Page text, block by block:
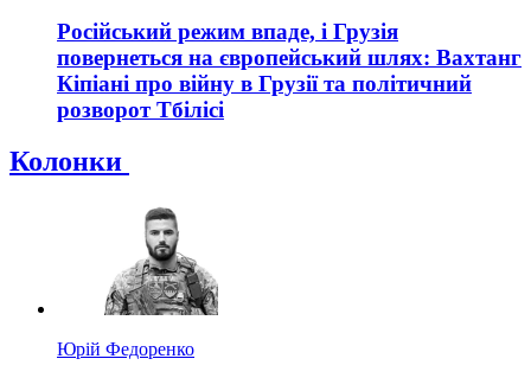
Російський режим впаде, і Грузія
повернеться на європейський шлях: Вахтанг
Кіпіані про війну в Грузії та політичний
розворот Тбілісі
Колонки
Юрій Федоренко